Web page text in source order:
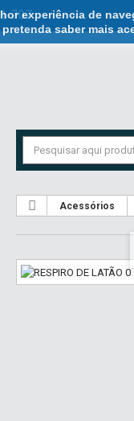
experiência de
pretenda saber mais
707
Acessórios